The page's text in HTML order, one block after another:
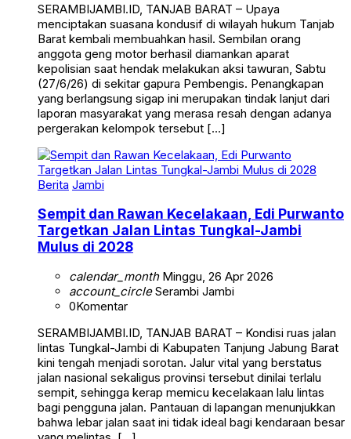
SERAMBIJAMBI.ID, TANJAB BARAT – Upaya
menciptakan suasana kondusif di wilayah hukum Tanjab
Barat kembali membuahkan hasil. Sembilan orang
anggota geng motor berhasil diamankan aparat
kepolisian saat hendak melakukan aksi tawuran, Sabtu
(27/6/26) di sekitar gapura Pembengis. Penangkapan
yang berlangsung sigap ini merupakan tindak lanjut dari
laporan masyarakat yang merasa resah dengan adanya
pergerakan kelompok tersebut […]
Berita Jambi
Sempit dan Rawan Kecelakaan, Edi Purwanto
Targetkan Jalan Lintas Tungkal-Jambi
Mulus di 2028
calendar_monthMinggu, 26 Apr 2026
account_circleSerambi Jambi
0Komentar
SERAMBIJAMBI.ID, TANJAB BARAT – Kondisi ruas jalan
lintas Tungkal-Jambi di Kabupaten Tanjung Jabung Barat
kini tengah menjadi sorotan. Jalur vital yang berstatus
jalan nasional sekaligus provinsi tersebut dinilai terlalu
sempit, sehingga kerap memicu kecelakaan lalu lintas
bagi pengguna jalan. Pantauan di lapangan menunjukkan
bahwa lebar jalan saat ini tidak ideal bagi kendaraan besar